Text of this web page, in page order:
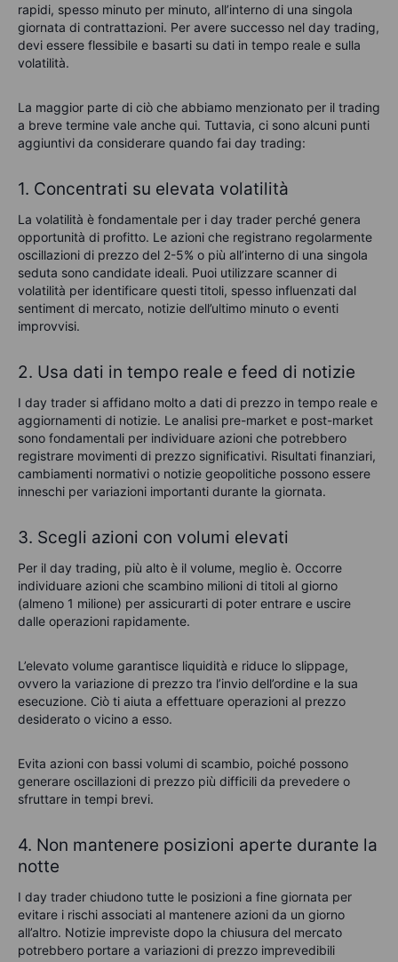
rapidi, spesso minuto per minuto, all’interno di una singola
giornata di contrattazioni. Per avere successo nel day trading,
devi essere flessibile e basarti su dati in tempo reale e sulla
volatilità.
La maggior parte di ciò che abbiamo menzionato per il trading
a breve termine vale anche qui. Tuttavia, ci sono alcuni punti
aggiuntivi da considerare quando fai day trading:
1. Concentrati su elevata volatilità
La volatilità è fondamentale per i day trader perché genera
opportunità di profitto. Le azioni che registrano regolarmente
oscillazioni di prezzo del 2-5% o più all’interno di una singola
seduta sono candidate ideali. Puoi utilizzare scanner di
volatilità per identificare questi titoli, spesso influenzati dal
sentiment di mercato, notizie dell’ultimo minuto o eventi
improvvisi.
2. Usa dati in tempo reale e feed di notizie
I day trader si affidano molto a dati di prezzo in tempo reale e
aggiornamenti di notizie. Le analisi pre-market e post-market
sono fondamentali per individuare azioni che potrebbero
registrare movimenti di prezzo significativi. Risultati finanziari,
cambiamenti normativi o notizie geopolitiche possono essere
inneschi per variazioni importanti durante la giornata.
3. Scegli azioni con volumi elevati
Per il day trading, più alto è il volume, meglio è. Occorre
individuare azioni che scambino milioni di titoli al giorno
(almeno 1 milione) per assicurarti di poter entrare e uscire
dalle operazioni rapidamente.
L’elevato volume garantisce liquidità e riduce lo slippage,
ovvero la variazione di prezzo tra l’invio dell’ordine e la sua
esecuzione. Ciò ti aiuta a effettuare operazioni al prezzo
desiderato o vicino a esso.
Evita azioni con bassi volumi di scambio, poiché possono
generare oscillazioni di prezzo più difficili da prevedere o
sfruttare in tempi brevi.
4. Non mantenere posizioni aperte durante la
notte
I day trader chiudono tutte le posizioni a fine giornata per
evitare i rischi associati al mantenere azioni da un giorno
all’altro. Notizie impreviste dopo la chiusura del mercato
potrebbero portare a variazioni di prezzo imprevedibili